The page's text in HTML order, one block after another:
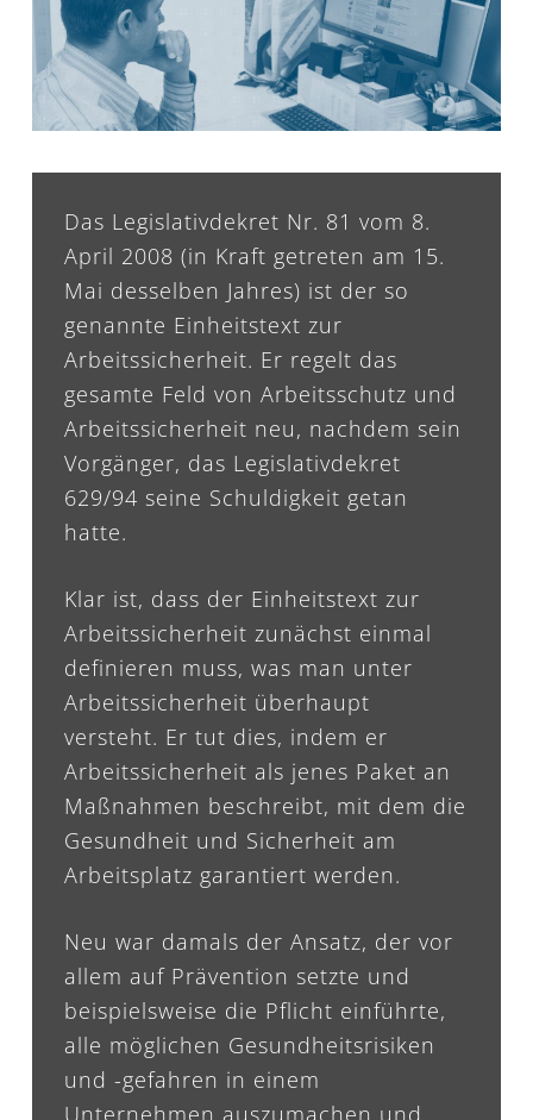
Das Legislativdekret Nr. 81 vom 8.
April 2008 (in Kraft getreten am 15.
Mai desselben Jahres) ist der so
genannte Einheitstext zur
Arbeitssicherheit. Er regelt das
gesamte Feld von Arbeitsschutz und
Arbeitssicherheit neu, nachdem sein
Vorgänger, das Legislativdekret
629/94 seine Schuldigkeit getan
hatte.
Klar ist, dass der Einheitstext zur
Arbeitssicherheit zunächst einmal
definieren muss, was man unter
Arbeitssicherheit überhaupt
versteht. Er tut dies, indem er
Arbeitssicherheit als jenes Paket an
Maßnahmen beschreibt, mit dem die
Gesundheit und Sicherheit am
Arbeitsplatz garantiert werden.
Neu war damals der Ansatz, der vor
allem auf Prävention setzte und
beispielsweise die Pflicht einführte,
alle möglichen Gesundheitsrisiken
und -gefahren in einem
Unternehmen auszumachen und